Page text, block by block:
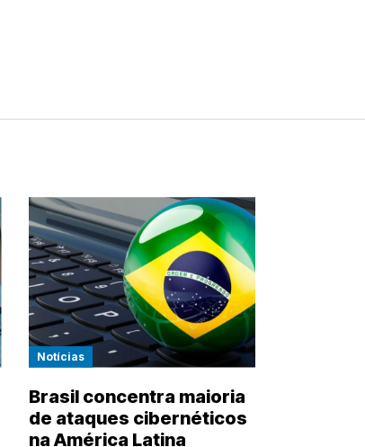
Notícias
Brasil concentra maioria
de ataques cibernéticos
na América Latina